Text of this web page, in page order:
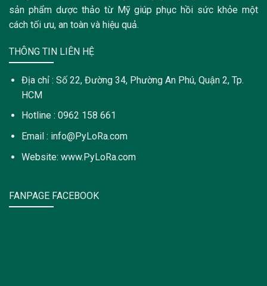
sản phẩm dược thảo từ Mỹ giúp phục hồi sức khỏe một
cách tối ưu, an toàn và hiệu quả.
THÔNG TIN LIÊN HỆ
Địa chỉ : Số 22, Đường 34, Phường An Phú, Quận 2, Tp.
HCM
Hotline : 0962 158 661
Email : info@PyLoRa.com
Website: www.PyLoRa.com
FANPAGE FACEBOOK